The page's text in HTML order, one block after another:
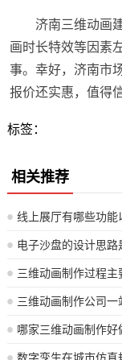
济南三维动画
画时长特效等因素
事。幸好，济南市
报价还实惠，值得
标签：
相关推荐
线上展厅有哪些功
三维动画制作过程
三维动画制作公司
哪家三维动画制作好